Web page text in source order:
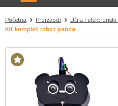
Početna Proizvodi Učila i
Kit komplet robot panda